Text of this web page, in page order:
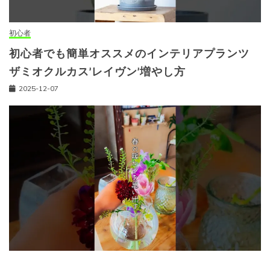
初心者
初心者でも簡単オススメのインテリアプランツ
ザミオクルカス’レイヴン’増やし方
2025-12-07